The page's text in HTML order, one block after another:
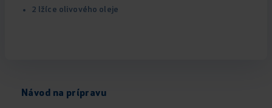
2 lžíce olivového oleje
Návod na prípravu